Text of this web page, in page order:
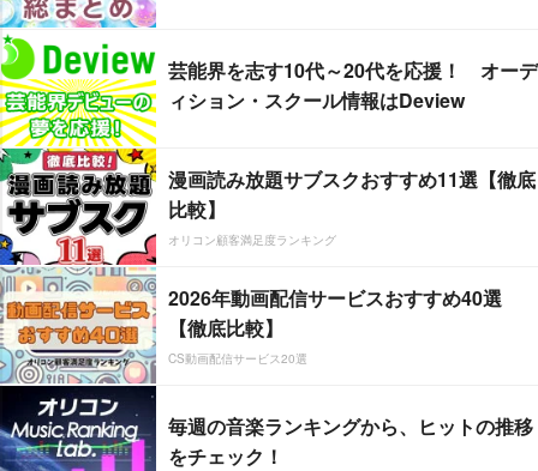
芸能界を志す10代～20代を応援！ オーデ
ィション・スクール情報はDeview
漫画読み放題サブスクおすすめ11選【徹底
比較】
オリコン顧客満足度ランキング
2026年動画配信サービスおすすめ40選
【徹底比較】
CS動画配信サービス20選
毎週の音楽ランキングから、ヒットの推移
をチェック！